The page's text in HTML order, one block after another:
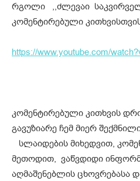
რგოლი ,,ძლევაი
კომენტირებული
https://www.youtube.com/
კომენტირებული კითხვის
გავუზიარე ჩემ მიერ
სლაიდების მიხედვით,
მეთოდით, ვაწვდიდი
აღმაშენებლის ცხოვრებასა